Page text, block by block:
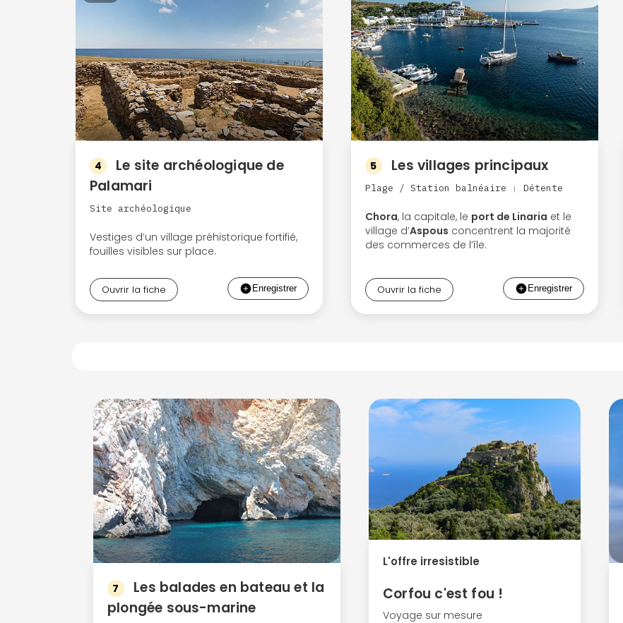
4
Le site archéologique de
Palamari
Site archéologique
Vestiges d’un village préhistorique fortifié,
fouilles visibles sur place.
Ouvrir la fiche
5 Les villages principaux
Plage / Station balnéaire | Détente
Chora, la capitale, le port de Linaria et le
village d’Aspous concentrent la majorité
des commerces de l’île.
Ouvrir la fiche
7
Les balades en bateau et la
plongée sous-marine
L'offre irresistible
Corfou c'est fou !
Voyage sur mesure
Continuer avec Apple
ou connectez-vous par mail